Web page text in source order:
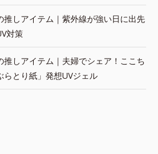
推しアイテム｜紫外線が強い日に出先
対策
推しアイテム｜夫婦でシェア！ここち
とり紙」発想UVジェル